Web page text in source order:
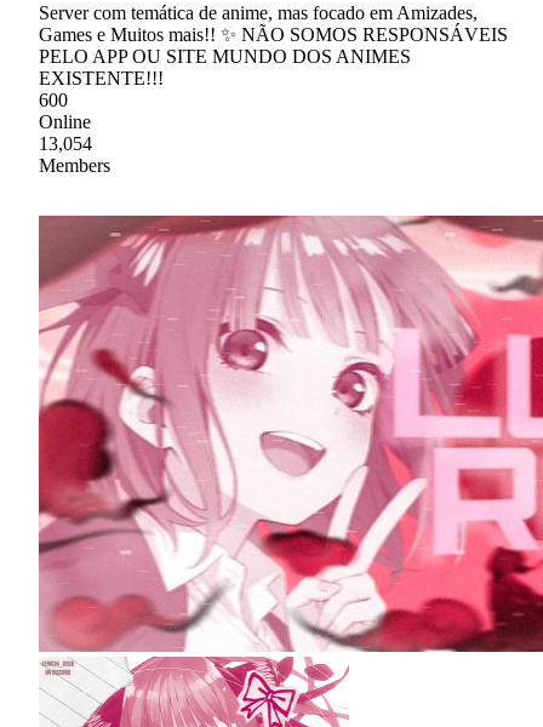
Server com temática de anime, mas focado em Amizades,
Games e Muitos mais!! ✨ NÃO SOMOS RESPONSÁVEIS
PELO APP OU SITE MUNDO DOS ANIMES
EXISTENTE!!!
600
Online
13,054
Members